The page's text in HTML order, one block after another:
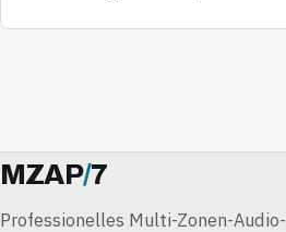
MZAP/7
Professionelles Multi-Zonen-Audio-